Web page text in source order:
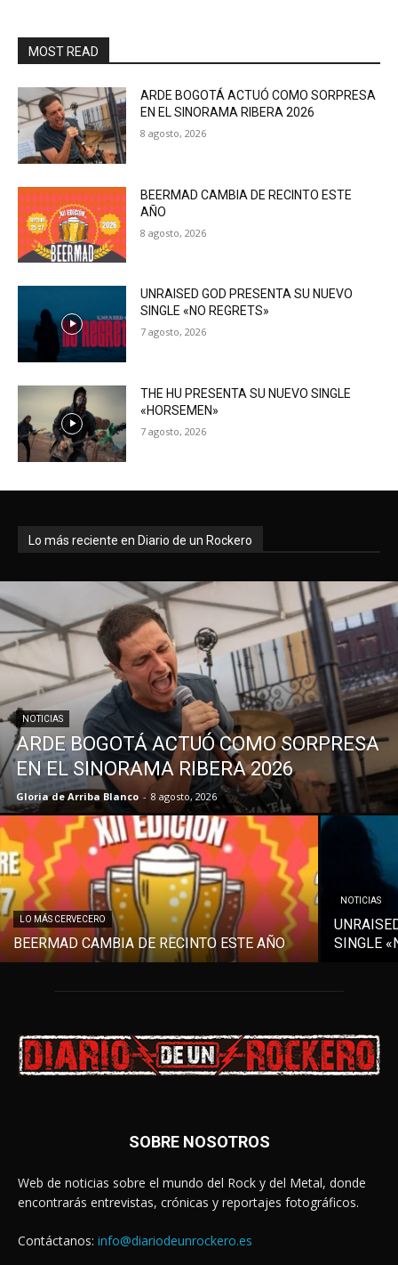
MOST READ
ARDE BOGOTÁ ACTUÓ COMO SORPRESA
EN EL SINORAMA RIBERA 2026
8 agosto, 2026
BEERMAD CAMBIA DE RECINTO ESTE
AÑO
8 agosto, 2026
UNRAISED GOD PRESENTA SU NUEVO
SINGLE «NO REGRETS»
7 agosto, 2026
THE HU PRESENTA SU NUEVO SINGLE
«HORSEMEN»
7 agosto, 2026
Lo más reciente en Diario de un Rockero
NOTICIAS
ARDE BOGOTÁ ACTUÓ COMO SORPRESA
EN EL SINORAMA RIBERA 2026
Gloria de Arriba Blanco - 8 agosto, 2026
LO MÁS CERVECERO
BEERMAD CAMBIA DE RECINTO ESTE AÑO
NOTICIAS
SINGLE
SOBRE NOSOTROS
Web de noticias sobre el mundo del Rock y del Metal, donde
encontrarás entrevistas, crónicas y reportajes fotográficos.
Contáctanos: info@diariodeunrockero.es